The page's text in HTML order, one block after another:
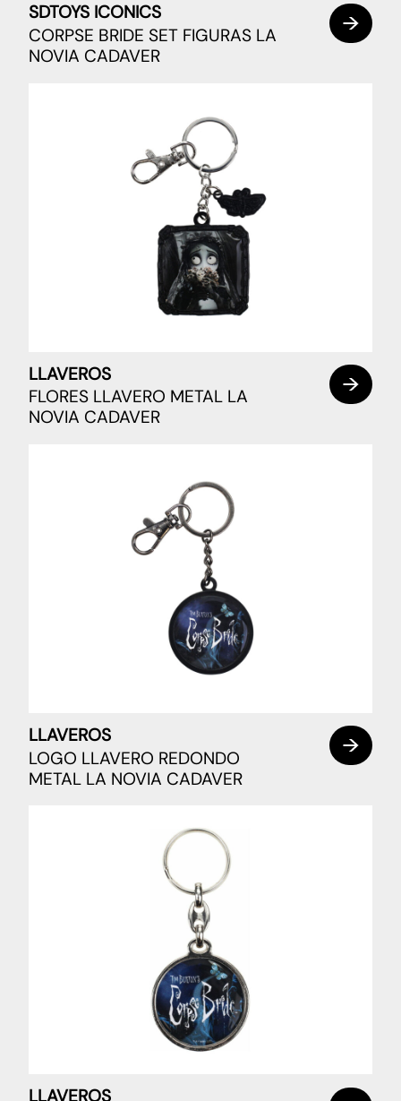
SDTOYS ICONICS
CORPSE BRIDE SET FIGURAS LA
NOVIA CADAVER
LLAVEROS
FLORES LLAVERO METAL LA
NOVIA CADAVER
LLAVEROS
LOGO LLAVERO REDONDO
METAL LA NOVIA CADAVER
LLAVEROS